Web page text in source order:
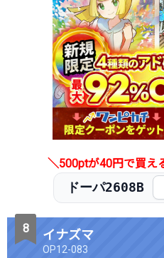
＼500ptが40円で買え
ドーパ2608B
イナズマ
OP12-083